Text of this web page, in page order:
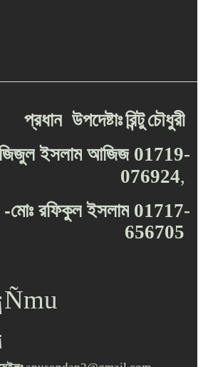
প্রধান উপদেষ্টাঃরিন্টুচৌধুরী
ইসলাম আজিজ 01719-
076924,
-মোঃ রফিকুল ইসলাম 01717-
656705